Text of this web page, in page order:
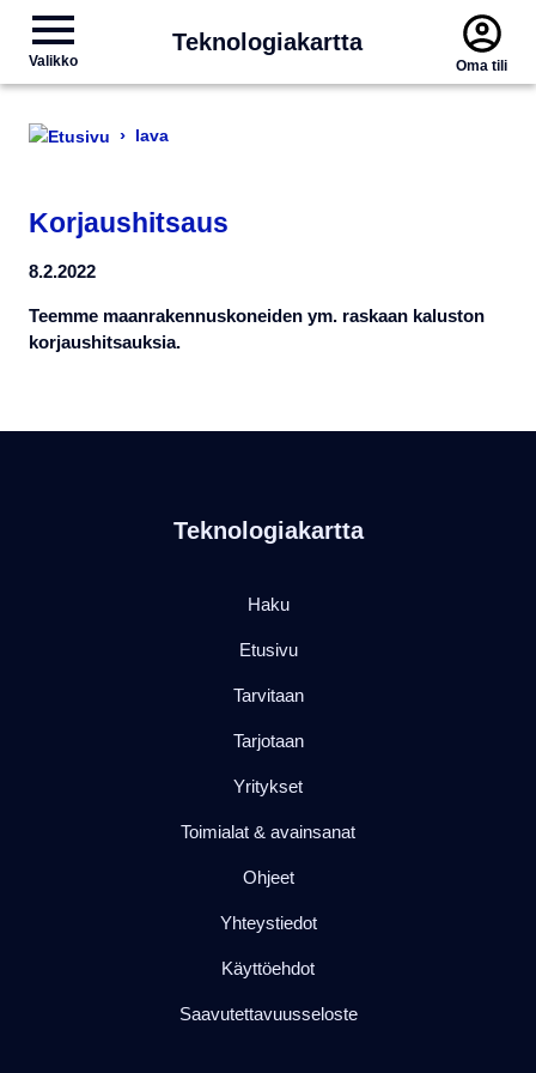
Valikko
Teknologiakartta
Oma tili
› lava
Korjaushitsaus
8.2.2022
Teemme maanrakennuskoneiden ym. raskaan kaluston
korjaushitsauksia.
Teknologiakartta
Haku
Etusivu
Tarvitaan
Tarjotaan
Yritykset
Toimialat & avainsanat
Ohjeet
Yhteystiedot
Käyttöehdot
Saavutettavuusseloste